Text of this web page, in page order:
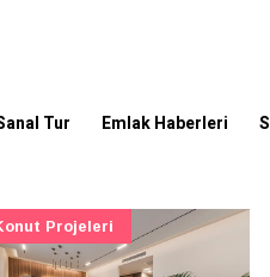
Tur Emlak Haberleri